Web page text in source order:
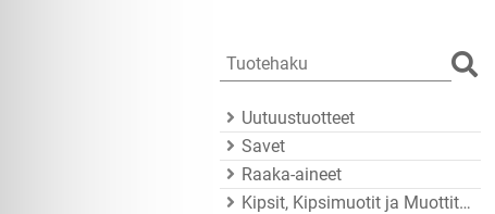
Uutuustuotteet
Savet
Raaka-aineet
Kipsit, Kipsimuotit ja Muottitarvikkeet